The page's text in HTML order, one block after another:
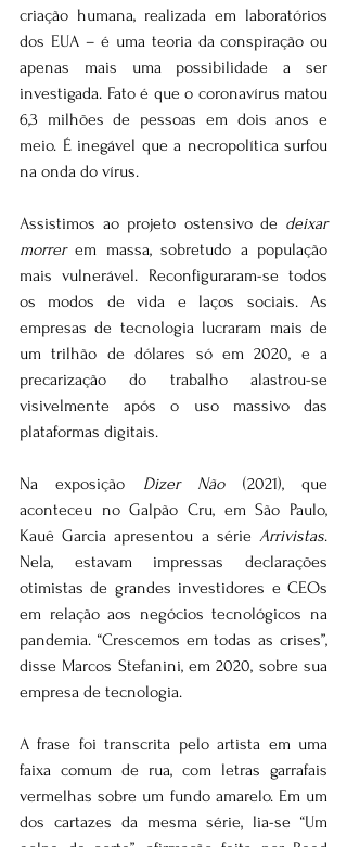
criação humana, realizada em laboratórios
dos EUA – é uma teoria da conspiração ou
apenas mais uma possibilidade a ser
investigada. Fato é que o coronavírus matou
6,3 milhões de pessoas em dois anos e
meio. É inegável que a necropolítica surfou
na onda do vírus.
Assistimos ao projeto ostensivo de deixar
morrer em massa, sobretudo a população
mais vulnerável. Reconfiguraram-se todos
os modos de vida e laços sociais. As
empresas de tecnologia lucraram mais de
um trilhão de dólares só em 2020, e a
precarização do trabalho alastrou-se
visivelmente após o uso massivo das
plataformas digitais.
Na exposição Dizer Não (2021), que
aconteceu no Galpão Cru, em São Paulo,
Kauê Garcia apresentou a série Arrivistas.
Nela, estavam impressas declarações
otimistas de grandes investidores e CEOs
em relação aos negócios tecnológicos na
pandemia. “Crescemos em todas as crises”,
disse Marcos Stefanini, em 2020, sobre sua
empresa de tecnologia.
A frase foi transcrita pelo artista em uma
faixa comum de rua, com letras garrafais
vermelhas sobre um fundo amarelo. Em um
dos cartazes da mesma série, lia-se “Um